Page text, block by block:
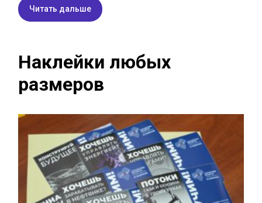
Читать дальше
Наклейки любых
размеров